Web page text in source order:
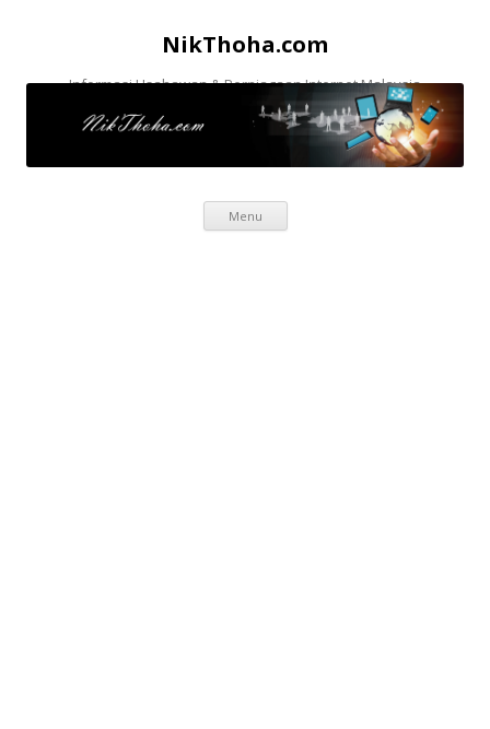
NikThoha.com
Informasi Usahawan & Perniagaan Internet Malaysia
Menu
Skip to content